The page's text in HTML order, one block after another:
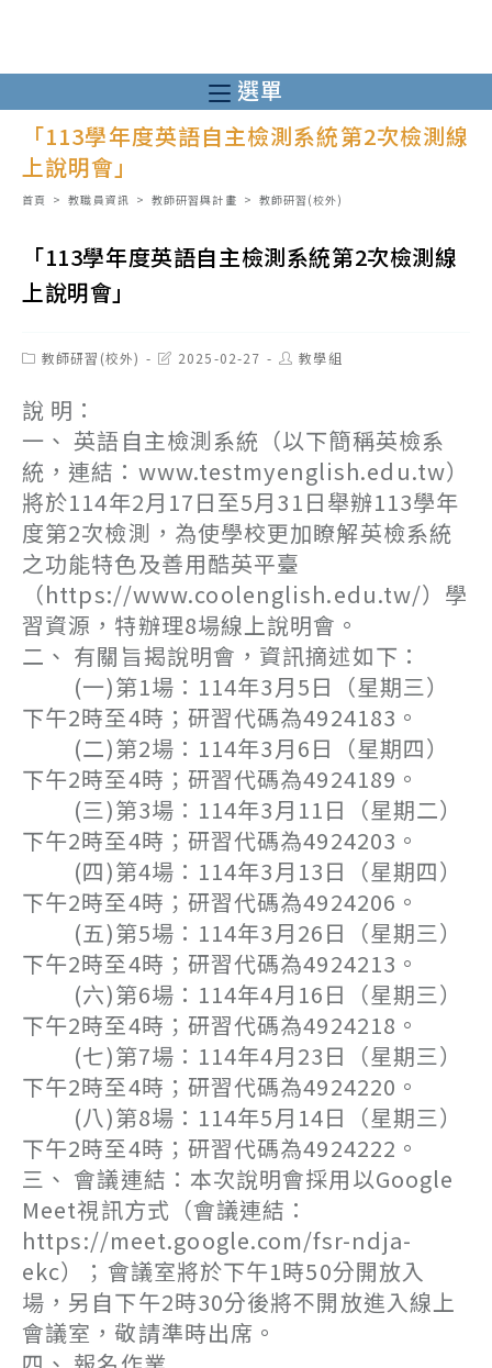
至
主
內
選單
「113學年度英語自主檢測系統第2次檢測線
上說明會」
首頁 > 教職員資訊 > 教師研習與計畫 > 教師研習(校外)
「113學年度英語自主檢測系統第2次檢測線
上說明會」
Post教師研習(校外)
Post2025-02-27
Post教學組
說 明：
一、 英語自主檢測系統（以下簡稱英檢系
統，連結：www.testmyenglish.edu.tw）
將於114年2月17日至5月31日舉辦113學年
度第2次檢測，為使學校更加瞭解英檢系統
之功能特色及善用酷英平臺
（https://www.coolenglish.edu.tw/）學
習資源，特辦理8場線上說明會。
二、 有關旨揭說明會，資訊摘述如下：
(一)第1場：114年3月5日（星期三）
下午2時至4時；研習代碼為4924183。
(二)第2場：114年3月6日（星期四）
下午2時至4時；研習代碼為4924189。
(三)第3場：114年3月11日（星期二）
下午2時至4時；研習代碼為4924203。
(四)第4場：114年3月13日（星期四）
下午2時至4時；研習代碼為4924206。
(五)第5場：114年3月26日（星期三）
下午2時至4時；研習代碼為4924213。
(六)第6場：114年4月16日（星期三）
下午2時至4時；研習代碼為4924218。
(七)第7場：114年4月23日（星期三）
下午2時至4時；研習代碼為4924220。
(八)第8場：114年5月14日（星期三）
下午2時至4時；研習代碼為4924222。
三、 會議連結：本次說明會採用以Google
Meet視訊方式（會議連結：
https://meet.google.com/fsr-ndja-
ekc）；會議室將於下午1時50分開放入
場，另自下午2時30分後將不開放進入線上
會議室，敬請準時出席。